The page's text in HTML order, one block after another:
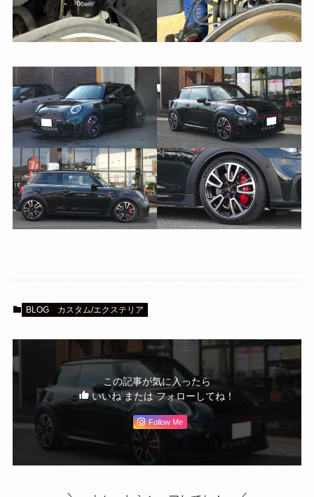
BLOG カスタム/エクステリア
この記事が気に入ったら
いいね または フォローしてね！
Follow Me